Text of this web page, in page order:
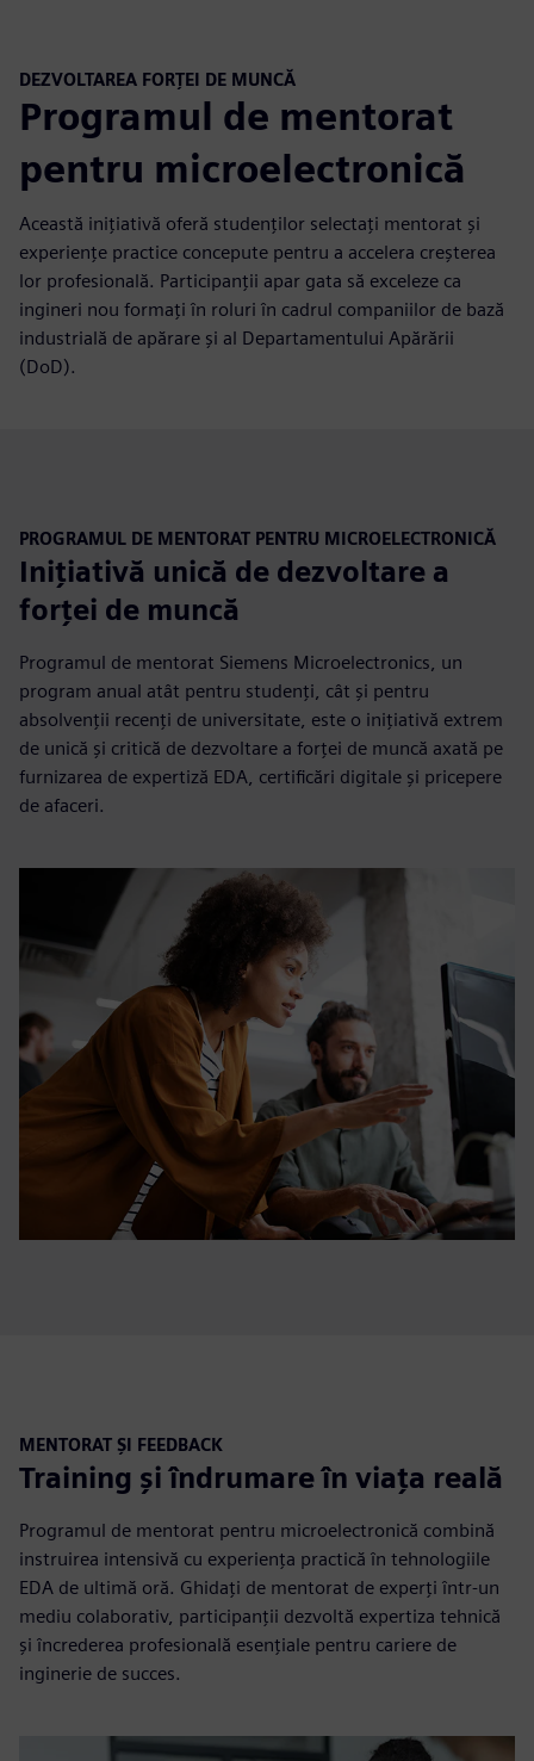
DEZVOLTAREA FORȚEI DE MUNCĂ
Programul de mentorat
pentru microelectronică
Această inițiativă oferă studenților selectați mentorat și
experiențe practice concepute pentru a accelera creșterea
lor profesională. Participanții apar gata să exceleze ca
ingineri nou formați în roluri în cadrul companiilor de bază
industrială de apărare și al Departamentului Apărării
(DoD).
PROGRAMUL DE MENTORAT PENTRU MICROELECTRONICĂ
Inițiativă unică de dezvoltare a
forței de muncă
Programul de mentorat Siemens Microelectronics, un
program anual atât pentru studenți, cât și pentru
absolvenții recenți de universitate, este o inițiativă extrem
de unică și critică de dezvoltare a forței de muncă axată pe
furnizarea de expertiză EDA, certificări digitale și pricepere
de afaceri.
MENTORAT ȘI FEEDBACK
Training și îndrumare în viața reală
Programul de mentorat pentru microelectronică combină
instruirea intensivă cu experiența practică în tehnologiile
EDA de ultimă oră. Ghidați de mentorat de experți într-un
mediu colaborativ, participanții dezvoltă expertiza tehnică
și încrederea profesională esențiale pentru cariere de
inginerie de succes.